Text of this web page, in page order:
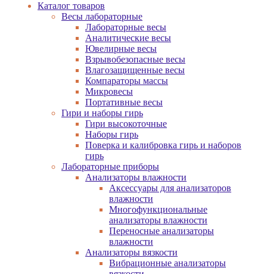
Каталог товаров
Весы лабораторные
Лабораторные весы
Аналитические весы
Ювелирные весы
Взрывобезопасные весы
Влагозащищенные весы
Компараторы массы
Микровесы
Портативные весы
Гири и наборы гирь
Гири высокоточные
Наборы гирь
Поверка и калибровка гирь и наборов
гирь
Лабораторные приборы
Анализаторы влажности
Аксессуары для анализаторов
влажности
Многофункциональные
анализаторы влажности
Переносные анализаторы
влажности
Анализаторы вязкости
Вибрационные анализаторы